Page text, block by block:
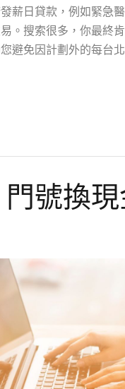
薪日貸款，例如緊急
。搜索很多，你最終
避免因計劃外的每台
號換